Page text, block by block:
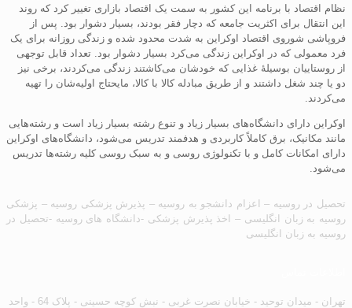
نظام اقتصاد با برنامه این کشور به سمت یک اقتصاد بازاری تغییر کرد که روند
این انتقال برای اکثریت جامعه که دچار فقر بودند، بسیار دشوار بود. پس از
فروپاشی شوروی اقتصاد اوکراین به شدت محدود شده و زندگی روزانه برای یک
فرد معمولی که در اوکراین زندگی می‌کرد بسیار دشوار بود. تعداد قابل توجهی
از روستاییان بوسیلهٔ غذایی که خودشان می‌کاشتند زندگی می‌کردند، برخی نیز
دو یا چند شغل داشتند و از طریق مبادله کالا با کالا، مایحتاج اولیه‌شان را تهیه
می‌کردند.
اوکراین دارای دانشگاه‌های بسیار زیاد و تنوع رشته بسیار زیاد است و رشته‌هایی
مانند مکانیک، برق کاملاً کاربردی و هدفمند تدریس می‌شود، دانشگاه‌های اوکراین
دارای امکانات کامل و با تکنولوژی روسی و به سبک روسی کلیه رشته‌ها تدریس
می‌شود.
تحصیل در روسیه – اعزام دانشجو به روسیه – پذیرش پزشکی روسیه – پزشکی
روسیه به زبان انگلیسی – اخذ پذیرش پزشکی -دانشگاه های روسیه -تحصیل در
روسیه به زبان انگلیسی
تهران - میدان توحید - خیابان نصرت غربی - نبش کوچه حسینی - پلاک 64 - واحد